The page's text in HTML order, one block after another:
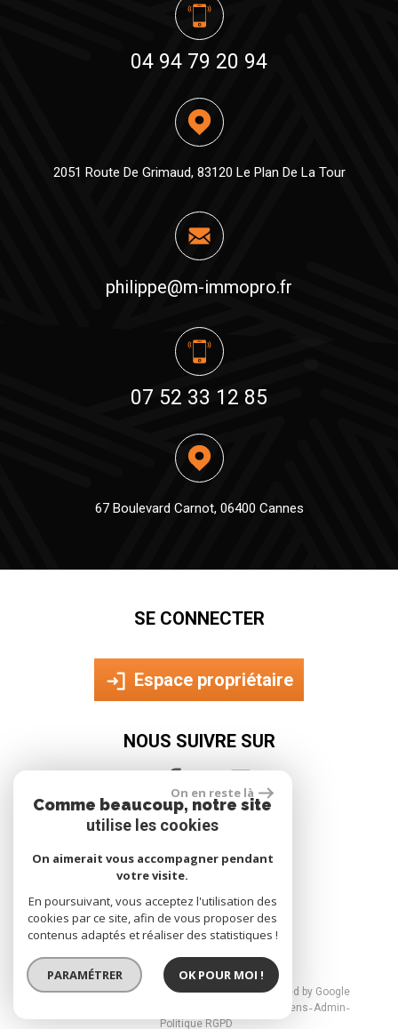
04 94 79 20 94
2051 Route De Grimaud, 83120 Le Plan De La Tour
07 52 33 12 85
philippe@m-immopro.fr
67 Boulevard Carnot, 06400 Cannes
SE CONNECTER
Espace propriétaire
NOUS SUIVRE SUR
© 2026 | Tous droits réservés | Traduction powered by Google
Liens Admin
Politique RGPD
On en reste là
Comme beaucoup, notre site
utilise les cookies
On aimerait vous accompagner pendant
votre visite.
En poursuivant, vous acceptez l'utilisation des
cookies par ce site, afin de vous proposer des
contenus adaptés et réaliser des statistiques !
PARAMÉTRER OK POUR MOI !